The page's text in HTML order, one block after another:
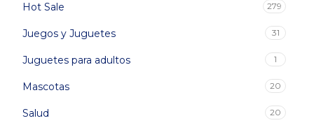
Hot Sale 279
Juegos y Juguetes 31
Juguetes para adultos 1
Mascotas 20
Salud 20